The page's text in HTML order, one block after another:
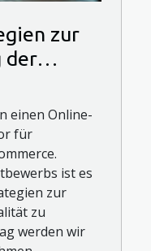
zur
der
Online-
einen Online-
für
ist es
zur
zu
werden wir